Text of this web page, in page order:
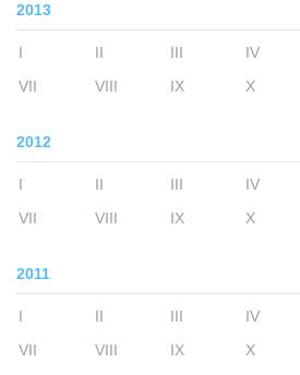
2013
I II III IV
VII
VIII IX X
2012
I II III IV
VII
VIII IX X
2011
I II III IV
VII
VIII IX X